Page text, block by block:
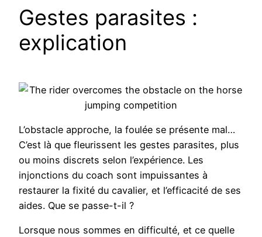
Gestes parasites :
explication
L’obstacle approche, la foulée se présente mal…
C’est là que fleurissent les gestes parasites, plus
ou moins discrets selon l’expérience. Les
injonctions du coach sont impuissantes à
restaurer la fixité du cavalier, et l’efficacité de ses
aides. Que se passe-t-il ?
Lorsque nous sommes en difficulté, et ce quelle